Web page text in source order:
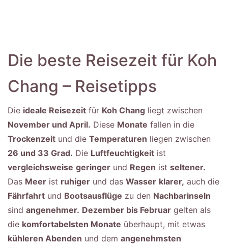
Die beste Reisezeit für Koh
Chang – Reisetipps
Die ideale Reisezeit für Koh Chang liegt zwischen
November und April. Diese Monate fallen in die
Trockenzeit und die Temperaturen liegen zwischen
26 und 33 Grad. Die Luftfeuchtigkeit ist
vergleichsweise geringer und Regen ist seltener.
Das Meer ist ruhiger und das Wasser klarer, auch die
Fährfahrt und Bootsausflüge zu den Nachbarinseln
sind angenehmer. Dezember bis Februar gelten als
die komfortabelsten Monate überhaupt, mit etwas
kühleren Abenden und dem angenehmsten